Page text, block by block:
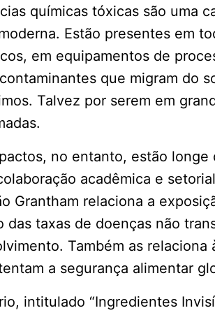
químicas tóxicas são uma
Estão presentes em
em equipamentos de
que migram do
Talvez por serem em
no entanto, estão
acadêmica e
Grantham relaciona a
das taxas de doenças não
Também as
a segurança alimentar
intitulado “Ingredientes